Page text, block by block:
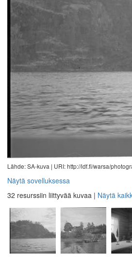
Lähde: SA-kuva | URI: http://ldf.fi/warsa/
Näytä sovelluksessa
32 resurssiin liittyvää kuvaa | Näytä